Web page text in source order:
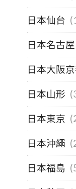
日本仙台
日本名古屋
日本大阪
日本山形
日本東京
日本沖繩
日本福島